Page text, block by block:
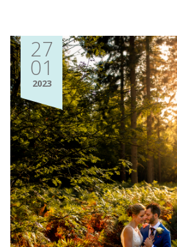
27
01
2023